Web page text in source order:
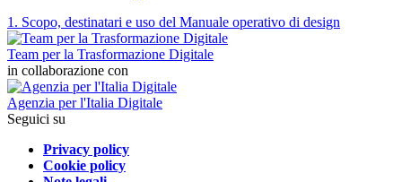
1. Scopo, destinatari e uso del Manuale operativo di design
Team per la Trasformazione Digitale
in collaborazione con
Agenzia per l'Italia Digitale
Seguici su
Privacy policy
Cookie policy